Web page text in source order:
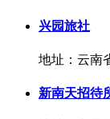
兴园旅社
地址：云南
新南天招待